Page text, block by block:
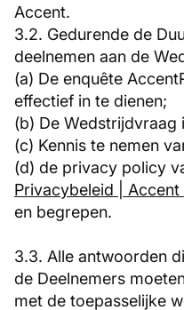
Accent.
3.2. Gedurende de
deelnemen aan de
(a) De enquête
effectief in te dienen;
(b) De Wedstrijdvraag
(c) Kennis te nemen
(d) de privacy policy
Privacybeleid |
en begrepen.
3.3. Alle antwoorden
de Deelnemers
met de toepasselijke